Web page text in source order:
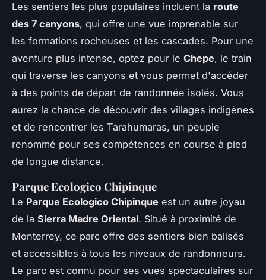
Les sentiers les plus populaires incluent la route
des 7 canyons, qui offre une vue imprenable sur
les formations rocheuses et les cascades. Pour une
aventure plus intense, optez pour le Chepe, le train
qui traverse les canyons et vous permet d'accéder
à des points de départ de randonnée isolés. Vous
aurez la chance de découvrir des villages indigènes
et de rencontrer les Tarahumaras, un peuple
renommé pour ses compétences en course à pied
de longue distance.
Parque Ecologico Chipinque
Le Parque Ecologico Chipinque est un autre joyau
de la Sierra Madre Oriental. Situé à proximité de
Monterrey, ce parc offre des sentiers bien balisés
et accessibles à tous les niveaux de randonneurs.
Le parc est connu pour ses vues spectaculaires sur